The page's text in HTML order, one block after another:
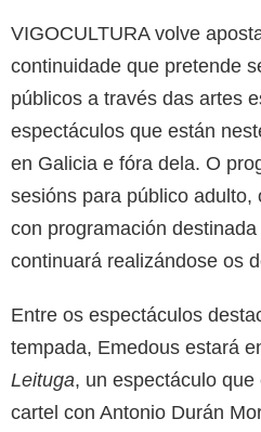
VIGOCULTURA volve
continuidade que pretende
públicos a través das artes
espectáculos que están
en Galicia e fóra dela. O
sesións para público
con programación
continuará realizándose os
Entre os espectáculos
tempada, Emedous estará
Leituga, un espectáculo
cartel con Antonio Durán